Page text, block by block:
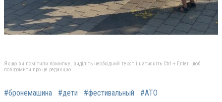
Якщо ви помітили помилку, виділіть необхідний текст і натисніть Ctrl + Enter, щоб
повідомити про це редакцію
#бронемашина #дети #фестивальный #АТО